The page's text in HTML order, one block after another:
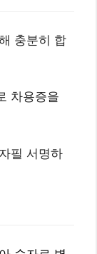
충분히 합
차용증을
필 서명하